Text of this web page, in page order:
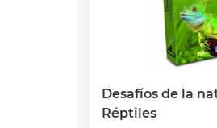
Desafíos de la
Réptiles